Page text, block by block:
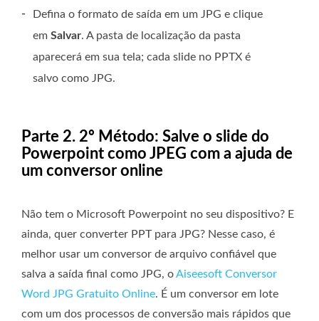
-
Defina o formato de saída em um JPG e clique
em Salvar. A pasta de localização da pasta
aparecerá em sua tela; cada slide no PPTX é
salvo como JPG.
Parte 2. 2º Método: Salve o slide do
Powerpoint como JPEG com a ajuda de
um conversor online
Não tem o Microsoft Powerpoint no seu dispositivo? E
ainda, quer converter PPT para JPG? Nesse caso, é
melhor usar um conversor de arquivo confiável que
salva a saída final como JPG, oAiseesoft Conversor
Word JPG Gratuito Online. É um conversor em lote
com um dos processos de conversão mais rápidos que